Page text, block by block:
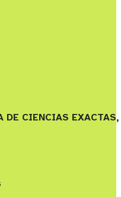
DE CIENCIAS EXACTAS,